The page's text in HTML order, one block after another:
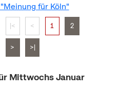
für Köln"
|< < 1 2
> >|
Mittwochs Januar